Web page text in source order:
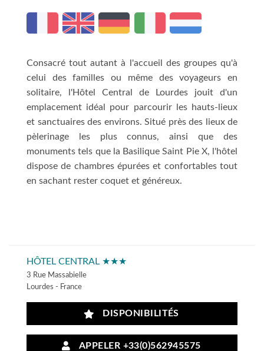
Consacré tout autant à l'accueil des groupes qu'à
celui des familles ou même des voyageurs en
solitaire, l'Hôtel Central de Lourdes jouit d'un
emplacement idéal pour parcourir les hauts-lieux
et sanctuaires des environs. Situé près des lieux de
pèlerinage les plus connus, ainsi que des
monuments tels que la Basilique Saint Pie X, l'hôtel
dispose de chambres épurées et confortables tout
en sachant rester coquet et généreux.
HÔTEL CENTRAL ★★★
3 Rue Massabielle
Lourdes - France
DISPONIBILITÉS
APPELER +33(0)562945575